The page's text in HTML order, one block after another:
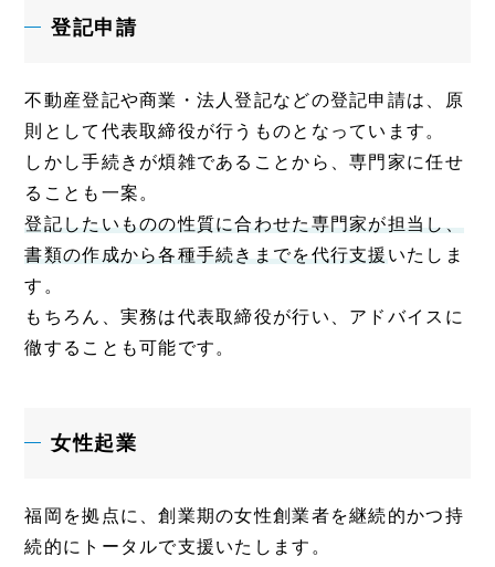
登記申請
不動産登記や商業・法人登記などの登記申請は、原
則として代表取締役が行うものとなっています。
しかし手続きが煩雑であることから、専門家に任せ
ることも一案。
登記したいものの性質に合わせた専門家が担当し、
書類の作成から各種手続きまでを代行支援いたしま
す。
もちろん、実務は代表取締役が行い、アドバイスに
徹することも可能です。
女性起業
福岡を拠点に、創業期の女性創業者を継続的かつ持
続的にトータルで支援いたします。